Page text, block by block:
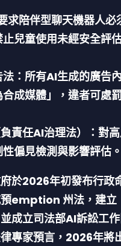
求陪伴型聊天機器人必
兒童使用未經安全評
法 ：所有AI生成的廣告
成媒體」，違者可處
責任AI治理法）
：對
偏見檢測與影響評估
於2026年初發布行政
預emption 州法，建立
成立司法部AI訴訟工
專家預言， 2026年將